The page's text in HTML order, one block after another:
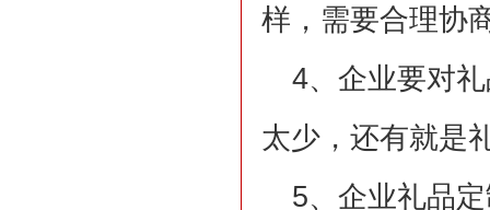
样，需要合理协
4、企业要对
太少，还有就是
5、企业礼品